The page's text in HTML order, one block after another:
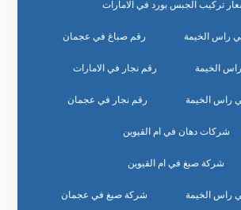
تركيب الجبس بورد في الامارات
راس الخيمة رقم صباغ في عجمان
الخيمة رقم نجار في الامارات
راس الخيمة رقم نجار في عجمان
شركات دهان في ام القيوين
شركة صبغ في ام القيوين
راس الخيمة شركة صبغ في عجمان